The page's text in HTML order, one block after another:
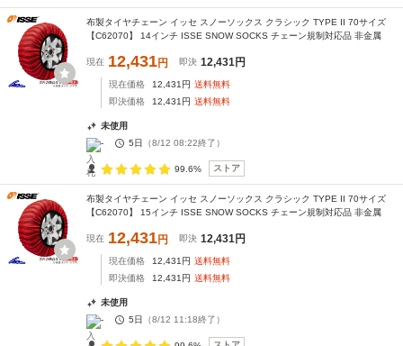
布製タイヤチェーン イッセ スノーソックス クラシック TYPE II 70サイズ
【C62070】 14インチ ISSE SNOW SOCKS チェーン規制対応品 非金属
現在 12,431円 即決 12,431円
現在価格 12,431 円 送料無料
即決価格
12,431 円 送料無料
未使用
-
5日 （8/12 08:22終了）
99.6% ストア
布製タイヤチェーン イッセ スノーソックス クラシック TYPE II 70サイズ
【C62070】 15インチ ISSE SNOW SOCKS チェーン規制対応品 非金属
現在 12,431円 即決 12,431円
現在価格 12,431 円 送料無料
即決価格
12,431 円 送料無料
未使用
-
5日 （8/12 11:18終了）